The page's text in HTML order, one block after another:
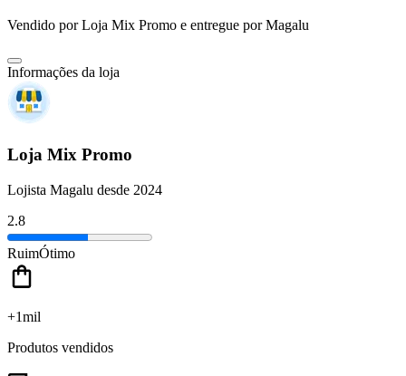
Vendido porLoja Mix Promo e entregue por Magalu
Informações da loja
Loja Mix Promo
Lojista Magalu desde 2024
2.8
RuimÓtimo
+1mil
Produtos vendidos